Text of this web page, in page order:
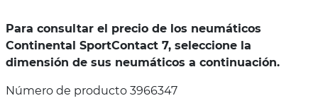
Para consultar el precio de los neumáticos
Continental SportContact 7, seleccione la
dimensión de sus neumáticos a continuación.
Número de producto 3966347